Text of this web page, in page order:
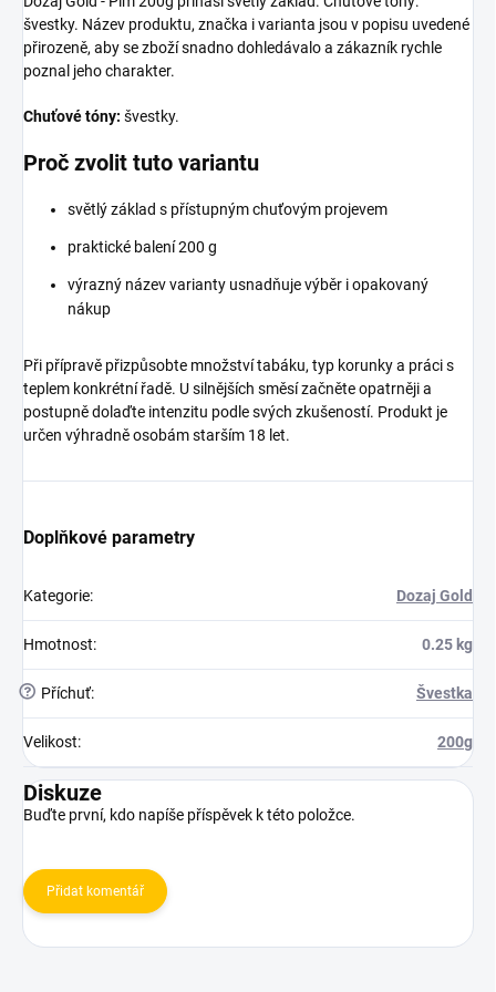
švestky. Název produktu, značka i varianta jsou v popisu uvedené
přirozeně, aby se zboží snadno dohledávalo a zákazník rychle
poznal jeho charakter.
Chuťové tóny: švestky.
Proč zvolit tuto variantu
světlý základ s přístupným chuťovým projevem
praktické balení 200 g
výrazný název varianty usnadňuje výběr i opakovaný
nákup
Při přípravě přizpůsobte množství tabáku, typ korunky a práci s
teplem konkrétní řadě. U silnějších směsí začněte opatrněji a
postupně dolaďte intenzitu podle svých zkušeností. Produkt je
určen výhradně osobám starším 18 let.
Doplňkové parametry
Kategorie: Dozaj Gold
Hmotnost: 0.25 kg
? Příchuť: Švestka
Velikost: 200g
Diskuze
Buďte první, kdo napíše příspěvek k této položce.
Přidat komentář